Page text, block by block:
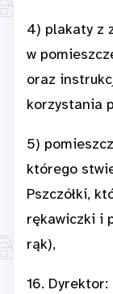
4) plakaty z
w
oraz
korzystania
5)
którego
Pszczółki,
rękawiczki i
rąk),
16. Dyrektor: